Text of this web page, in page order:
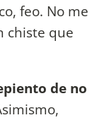
feo. No me
chiste que
de no